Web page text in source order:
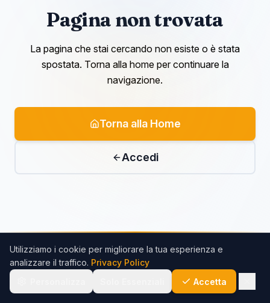
Pagina non trovata
La pagina che stai cercando non esiste o è stata
spostata. Torna alla home per continuare la
navigazione.
Torna alla Home
Accedi
Utilizziamo i cookie per migliorare la tua esperienza e
analizzare il traffico. Privacy Policy
Accetta